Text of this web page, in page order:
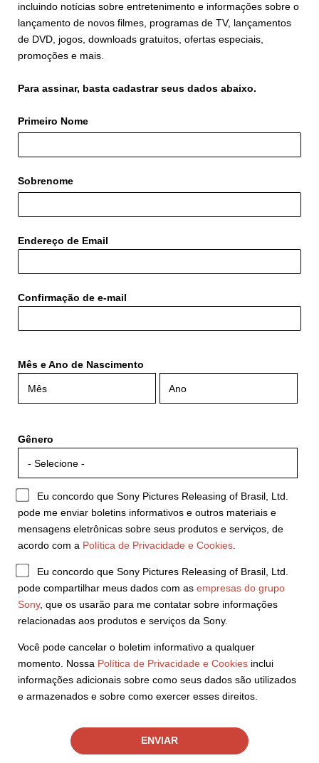
incluindo notícias sobre entretenimento e informações sobre o
lançamento de novos filmes, programas de TV, lançamentos
de DVD, jogos, downloads gratuitos, ofertas especiais,
promoções e mais.
Para assinar, basta cadastrar seus dados abaixo.
Primeiro Nome
Sobrenome
Endereço de Email
Confirmação de e-mail
Mês e Ano de Nascimento
Gênero
Eu concordo que Sony Pictures Releasing of Brasil, Ltd.
pode me enviar boletins informativos e outros materiais e
mensagens eletrônicas sobre seus produtos e serviços, de
acordo com a Política de Privacidade e Cookies
Eu concordo que Sony Pictures Releasing of Brasil, Ltd.
pode compartilhar meus dados com asempresas do grupo
Sony, que os usarão para me contatar sobre informações
relacionadas aos produtos e serviços da Sony.
Você pode cancelar o boletim informativo a qualquer
momento. Nossa Política de Privacidade e Cookies inclui
informações adicionais sobre como seus dados são utilizados
e armazenados e sobre como exercer esses direitos.